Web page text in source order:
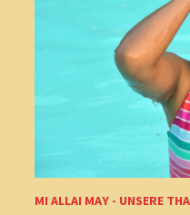
MI ALLAI MAY - UNSERE